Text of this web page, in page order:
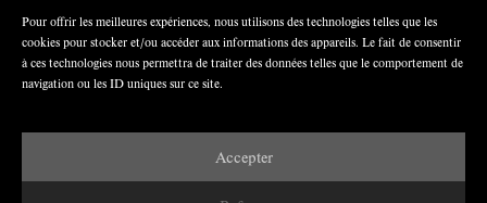
Pour offrir les meilleures expériences, nous utilisons des technologies telles que les
cookies pour stocker et/ou accéder aux informations des appareils. Le fait de consentir
à ces technologies nous permettra de traiter des données telles que le comportement de
navigation ou les ID uniques sur ce site.
Accepter